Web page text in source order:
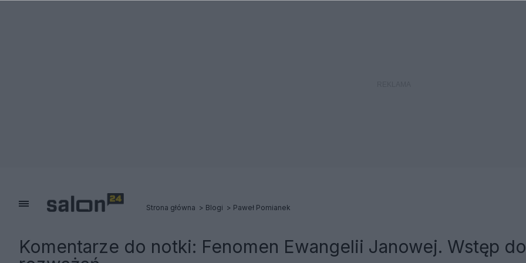
Strona główna Blogi Paweł Pomianek
Komentarze do notki: Fenomen Ewangelii Janowej. Wstęp do